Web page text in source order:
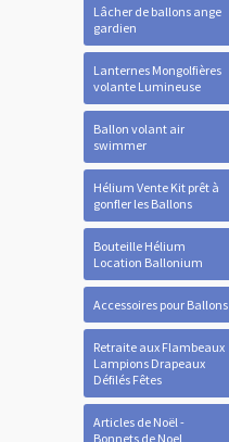
Lâcher de ballons ange
gardien
Lanternes Mongolfières
volante Lumineuse
Ballon volant air
swimmer
Hélium Vente Kit prêt à
gonfler les Ballons
Bouteille Hélium
Location Ballonium
Accessoires pour Ballons
Retraite aux Flambeaux
Lampions Drapeaux
Défilés Fêtes
Articles de Noël -
Bonnets de Noel